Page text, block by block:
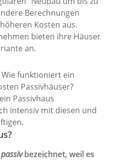
Berechnungen
Kosten aus.
bieten ihre Häuser
an.
Wie funktioniert ein
Passivhäuser?
Passivhaus
intensiv mit diesen und
passivbezeichnet, weil es